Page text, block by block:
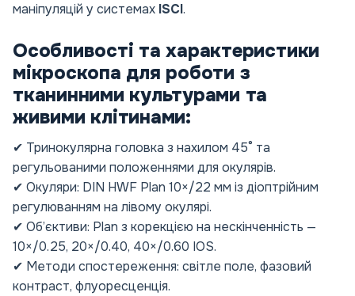
маніпуляцій у системах ISCI.
Особливості та характеристики
мікроскопа для роботи з
тканинними культурами та
живими клітинами:
✔ Тринокулярна головка з нахилом 45° та
регульованими положеннями для окулярів.
✔ Окуляри: DIN HWF Plan 10×/22 мм із діоптрійним
регулюванням на лівому окулярі.
✔ Об’єктиви: Plan з корекцією на нескінченність —
10×/0.25, 20×/0.40, 40×/0.60 IOS.
✔ Методи спостереження: світле поле, фазовий
контраст, флуоресценція.